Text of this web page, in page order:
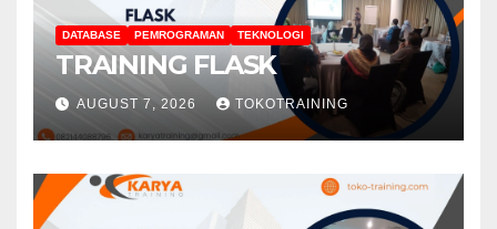
DATABASE PEMROGRAMAN TEKNOLOGI
TRAINING FLASK
AUGUST 7, 2026 TOKOTRAINING